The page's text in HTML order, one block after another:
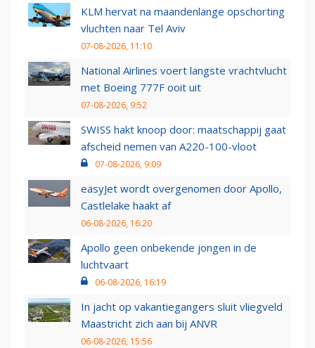
KLM hervat na maandenlange opschorting
vluchten naar Tel Aviv
07-08-2026, 11:10
National Airlines voert langste vrachtvlucht
met Boeing 777F ooit uit
07-08-2026, 9:52
SWISS hakt knoop door: maatschappij gaat
afscheid nemen van A220-100-vloot
07-08-2026, 9:09
easyJet wordt overgenomen door Apollo,
Castlelake haakt af
06-08-2026, 16:20
Apollo geen onbekende jongen in de
luchtvaart
06-08-2026, 16:19
In jacht op vakantiegangers sluit vliegveld
Maastricht zich aan bij ANVR
06-08-2026, 15:56